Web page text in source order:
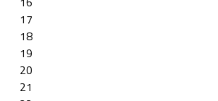
17
18
19
20
21